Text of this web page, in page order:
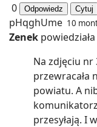
0 Odpowiedz Cytuj
pHqghUme 10
Zenek powiedziała
Na zdjęciu nr
przewracała
powiatu. A
przesyłają. I